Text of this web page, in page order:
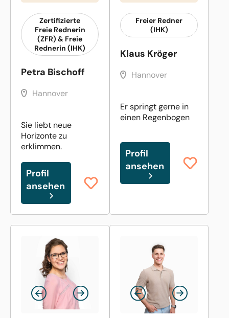
Zertifizierte
Freie Rednerin
(ZFR) & Freie
Rednerin (IHK)
Petra Bischoff
Hannover
Sie liebt neue
Horizonte zu
erklimmen.
Profil
ansehen
Freier Redner
(IHK)
Klaus Kröger
Hannover
Er springt gerne in
einen Regenbogen
Profil
ansehen